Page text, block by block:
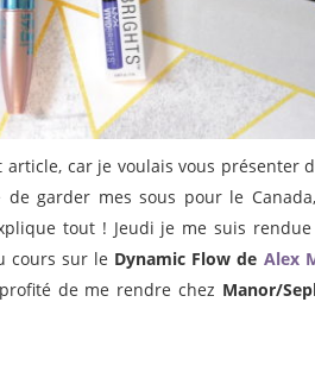
car je voulais vous présenter
de garder mes sous pour le
tout ! Jeudi je me suis rendue
cours sur le Dynamic Flow de Alex
de me rendre chez Manor/